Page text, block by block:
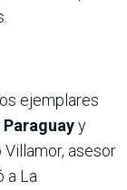
ejemplares
y
asesor
a La